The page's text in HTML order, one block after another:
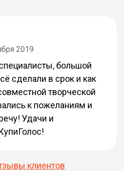
2019
большой
сделали в срок и как
творческой
к пожеланиям и
Удачи и
клиентов